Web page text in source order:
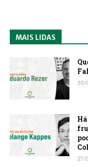
MAIS LIDAS
30/
27/